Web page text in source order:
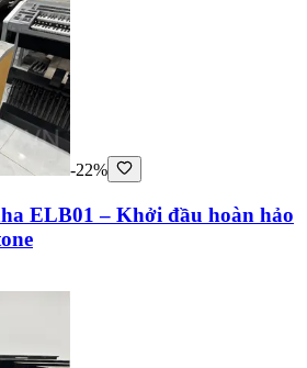
-22%
ELB01 – Khởi đầu hoàn hảo